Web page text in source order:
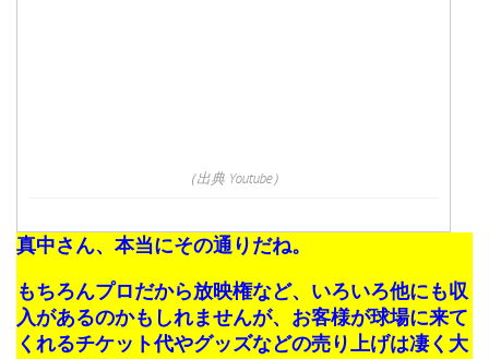
（出典 Youtube）
真中さん、本当にその通りだね。
もちろんプロだから放映権など、いろいろ他にも収
入があるのかもしれませんが、お客様が球場に来て
くれるチケット代やグッズなどの売り上げは凄く大